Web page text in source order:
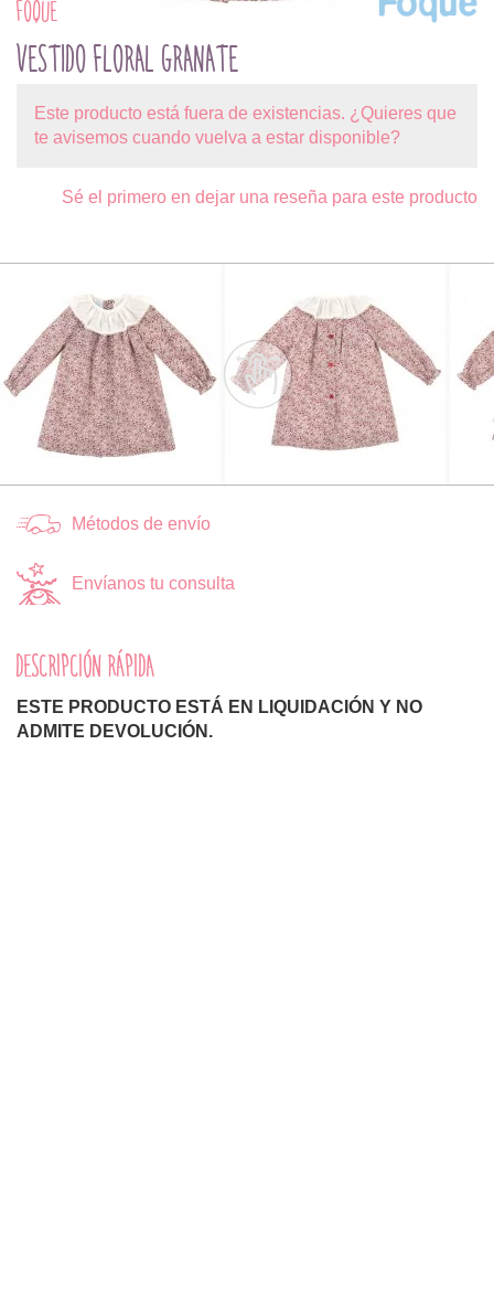
FOQUE
VESTIDO FLORAL GRANATE
Este producto está fuera de existencias. ¿Quieres que
te avisemos cuando vuelva a estar disponible?
Sé el primero en dejar una reseña para este producto
Métodos de envío
Envíanos tu consulta
DESCRIPCIÓN RÁPIDA
ESTE PRODUCTO ESTÁ EN LIQUIDACIÓN Y NO
ADMITE DEVOLUCIÓN.